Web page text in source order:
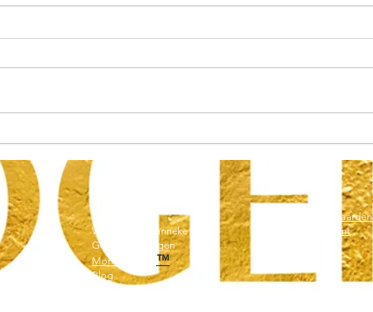
geld te ontvangen – en één
daarvan houdt je misschien
tegen!
Home
Werken met Hanneke
Geld Opstellingen
Money Codes ™
Blog
In de media
Algemene voorwaarden
Privacy statement